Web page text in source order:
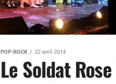
POP-ROCK 22 avril 2014
Le Soldat